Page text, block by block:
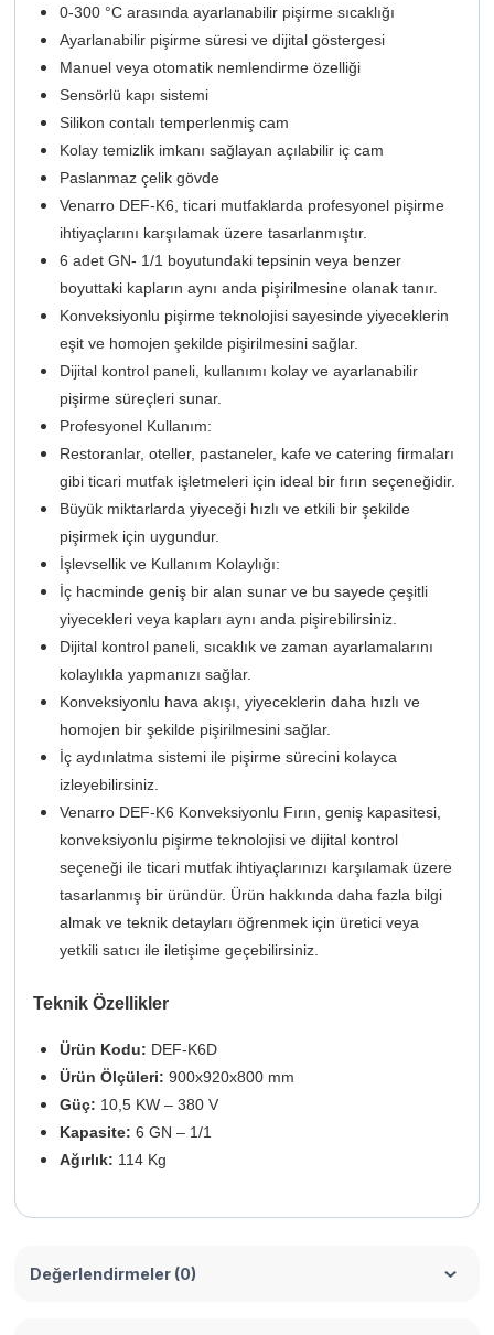
0-300 °C arasında ayarlanabilir pişirme sıcaklığı
Ayarlanabilir pişirme süresi ve dijital göstergesi
Manuel veya otomatik nemlendirme özelliği
Sensörlü kapı sistemi
Silikon contalı temperlenmiş cam
Kolay temizlik imkanı sağlayan açılabilir iç cam
Paslanmaz çelik gövde
Venarro DEF-K6, ticari mutfaklarda profesyonel pişirme
ihtiyaçlarını karşılamak üzere tasarlanmıştır.
6 adet GN- 1/1 boyutundaki tepsinin veya benzer
boyuttaki kapların aynı anda pişirilmesine olanak tanır.
Konveksiyonlu pişirme teknolojisi sayesinde yiyeceklerin
eşit ve homojen şekilde pişirilmesini sağlar.
Dijital kontrol paneli, kullanımı kolay ve ayarlanabilir
pişirme süreçleri sunar.
Profesyonel Kullanım:
Restoranlar, oteller, pastaneler, kafe ve catering firmaları
gibi ticari mutfak işletmeleri için ideal bir fırın seçeneğidir.
Büyük miktarlarda yiyeceği hızlı ve etkili bir şekilde
pişirmek için uygundur.
İşlevsellik ve Kullanım Kolaylığı:
İç hacminde geniş bir alan sunar ve bu sayede çeşitli
yiyecekleri veya kapları aynı anda pişirebilirsiniz.
Dijital kontrol paneli, sıcaklık ve zaman ayarlamalarını
kolaylıkla yapmanızı sağlar.
Konveksiyonlu hava akışı, yiyeceklerin daha hızlı ve
homojen bir şekilde pişirilmesini sağlar.
İç aydınlatma sistemi ile pişirme sürecini kolayca
izleyebilirsiniz.
Venarro DEF-K6 Konveksiyonlu Fırın, geniş kapasitesi,
konveksiyonlu pişirme teknolojisi ve dijital kontrol
seçeneği ile ticari mutfak ihtiyaçlarınızı karşılamak üzere
tasarlanmış bir üründür. Ürün hakkında daha fazla bilgi
almak ve teknik detayları öğrenmek için üretici veya
yetkili satıcı ile iletişime geçebilirsiniz.
Teknik Özellikler
Ürün Kodu: DEF-K6D
Ürün Ölçüleri: 900x920x800 mm
Güç: 10,5 KW – 380 V
Kapasite: 6 GN – 1/1
Ağırlık: 114 Kg
Değerlendirmeler (0)